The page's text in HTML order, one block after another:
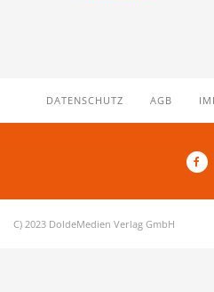
DATENSCHUTZ AGB
C) 2023 DoldeMedien Verlag GmbH